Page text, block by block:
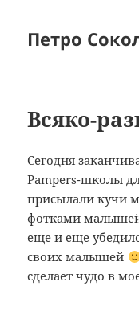
Петро
Всяко-
Сегодня
Pampers-школы
присылали кучи
фотками
еще и еще
своих малышей
сделает чудо в